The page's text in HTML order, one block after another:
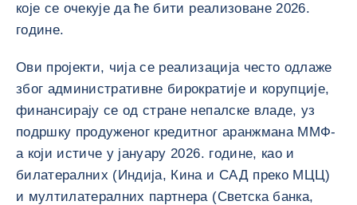
које се очекује да ће бити реализоване 2026.
године.
Ови пројекти, чија се реализација често одлаже
због административне бирократије и корупције,
финансирају се од стране непалске владе, уз
подршку продуженог кредитног аранжмана ММФ-
а који истиче у јануару 2026. године, као и
билатералних (Индија, Кина и САД преко МЦЦ)
и мултилатералних партнера (Светска банка,